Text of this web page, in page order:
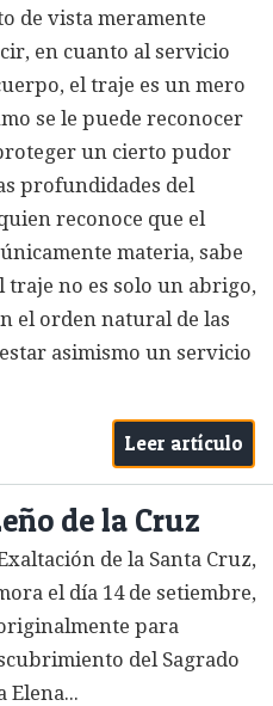
de vista meramente
en cuanto al servicio
el traje es un mero
se le puede reconocer
un cierto pudor
profundidades del
reconoce que el
materia, sabe
traje no es solo un abrigo,
el orden natural de las
asimismo un servicio
Leer artículo
de la Cruz
de la Santa Cruz,
el día 14 de setiembre,
para
del Sagrado
Elena...